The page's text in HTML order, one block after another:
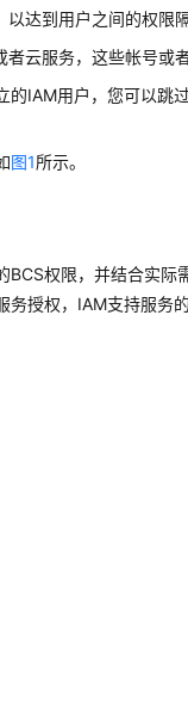
达到用户之间的权限隔
云服务，这些帐号或
IAM用户，您可以跳
图1所示。
权限，并结合实际
务授权，IAM支持服务